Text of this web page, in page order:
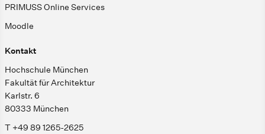
PRIMUSS Online Services
Moodle
Kontakt
Hochschule München
Fakultät für Architektur
Karlstr. 6
80333 München
T +49 89 1265-2625